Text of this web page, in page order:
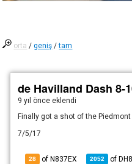
orta /geniş /tam
de Havilland Dash 8-
9 yıl önce eklendi
Finally got a shot of the Piedmont
7/5/17
28 of N837EX 2052 of